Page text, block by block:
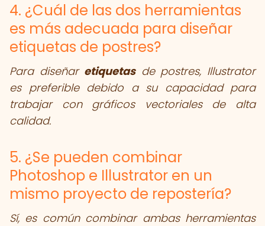
4. ¿Cuál de las dos herramientas
es más adecuada para diseñar
etiquetas de postres?
Para diseñar etiquetasde postres, Illustrator
es preferible debido a su capacidad para
trabajar con gráficos vectoriales de alta
calidad.
5. ¿Se pueden combinar
Photoshop e Illustrator en un
mismo proyecto de repostería?
Sí, es común combinar ambas herramientas